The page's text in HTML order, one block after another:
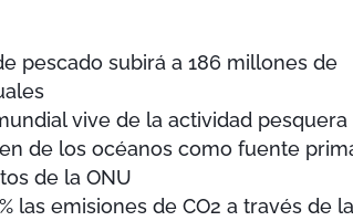
pescado subirá a 186 millones de
vive de la actividad pesquera
de los océanos como fuente
de la ONU
las emisiones de CO2 a través de